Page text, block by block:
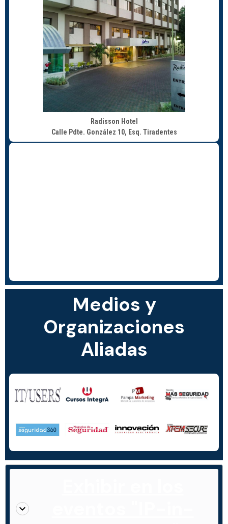
Radisson Hotel
Calle Pdte. González 10, Esq. Tiradentes
Medios y
Organizaciones
Aliadas